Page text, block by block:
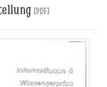
[PDF]